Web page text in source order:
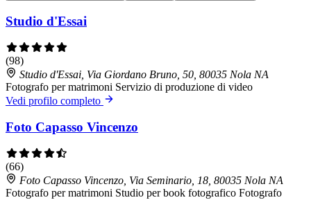
Studio d'Essai
(98)
Studio d'Essai, Via Giordano Bruno, 50, 80035 Nola NA
Fotografo per matrimoni Servizio di produzione di video
Vedi profilo completo
Foto Capasso Vincenzo
(66)
Foto Capasso Vincenzo, Via Seminario, 18, 80035 Nola NA
Fotografo per matrimoni Studio per book fotografico Fotografo